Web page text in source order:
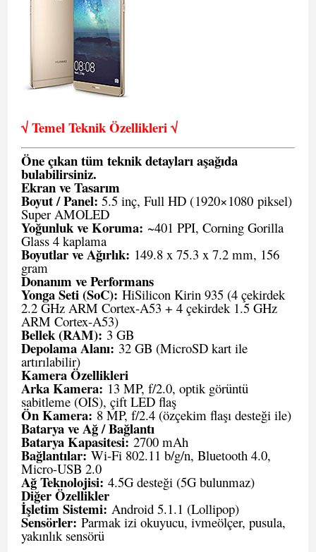
√ Temel Teknik Özellikleri √
Öne çıkan tüm teknik detayları aşağıda
bulabilirsiniz.
Ekran ve Tasarım
Boyut / Panel: 5.5 inç, Full HD (1920×1080 piksel)
Super AMOLED
Yoğunluk ve Koruma: ~401 PPI, Corning Gorilla
Glass 4 kaplama
Boyutlar ve Ağırlık: 149.8 x 75.3 x 7.2 mm, 156
gram
Donanım ve Performans
Yonga Seti (SoC): HiSilicon Kirin 935 (4 çekirdek
2.2 GHz ARM Cortex-A53 + 4 çekirdek 1.5 GHz
ARM Cortex-A53)
Bellek (RAM): 3 GB
Depolama Alanı: 32 GB (MicroSD kart ile
artırılabilir)
Kamera Özellikleri
Arka Kamera: 13 MP, f/2.0, optik görüntü
sabitleme (OIS), çift LED flaş
Ön Kamera: 8 MP, f/2.4 (özçekim flaşı desteği ile)
Batarya ve Ağ / Bağlantı
Batarya Kapasitesi:2700 mAh
Bağlantılar:Wi-Fi 802.11 b/g/n, Bluetooth 4.0,
Micro-USB 2.0
Ağ Teknolojisi: 4.5G desteği (5G bulunmaz)
Diğer Özellikler
İşletim Sistemi: Android 5.1.1 (Lollipop)
Sensörler: Parmak izi okuyucu, ivmeölçer, pusula,
yakınlık sensörü